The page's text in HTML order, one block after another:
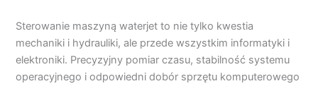
Sterowanie maszyną waterjet to nie tylko kwestia
mechaniki i hydrauliki, ale przede wszystkim informatyki i
elektroniki. Precyzyjny pomiar czasu, stabilność systemu
operacyjnego i odpowiedni dobór sprzętu komputerowego